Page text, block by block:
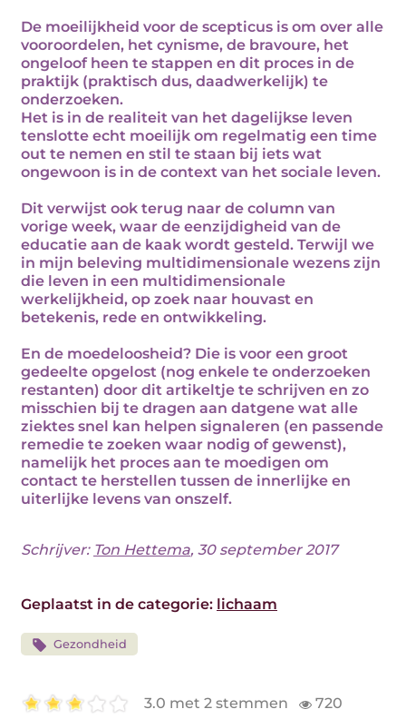
De moeilijkheid voor de scepticus is om over alle
vooroordelen, het cynisme, de bravoure, het
ongeloof heen te stappen en dit proces in de
praktijk (praktisch dus, daadwerkelijk) te
onderzoeken.
Het is in de realiteit van het dagelijkse leven
tenslotte echt moeilijk om regelmatig een time
out te nemen en stil te staan bij iets wat
ongewoon is in de context van het sociale leven.
Dit verwijst ook terug naar de column van
vorige week, waar de eenzijdigheid van de
educatie aan de kaak wordt gesteld. Terwijl we
in mijn beleving multidimensionale wezens zijn
die leven in een multidimensionale
werkelijkheid, op zoek naar houvast en
betekenis, rede en ontwikkeling.
En de moedeloosheid? Die is voor een groot
gedeelte opgelost (nog enkele te onderzoeken
restanten) door dit artikeltje te schrijven en zo
misschien bij te dragen aan datgene wat alle
ziektes snel kan helpen signaleren (en passende
remedie te zoeken waar nodig of gewenst),
namelijk het proces aan te moedigen om
contact te herstellen tussen de innerlijke en
uiterlijke levens van onszelf.
Schrijver: Ton Hettema, 30 september 2017
Geplaatst in de categorie: lichaam
Gezondheid
3.0 met 2 stemmen 720